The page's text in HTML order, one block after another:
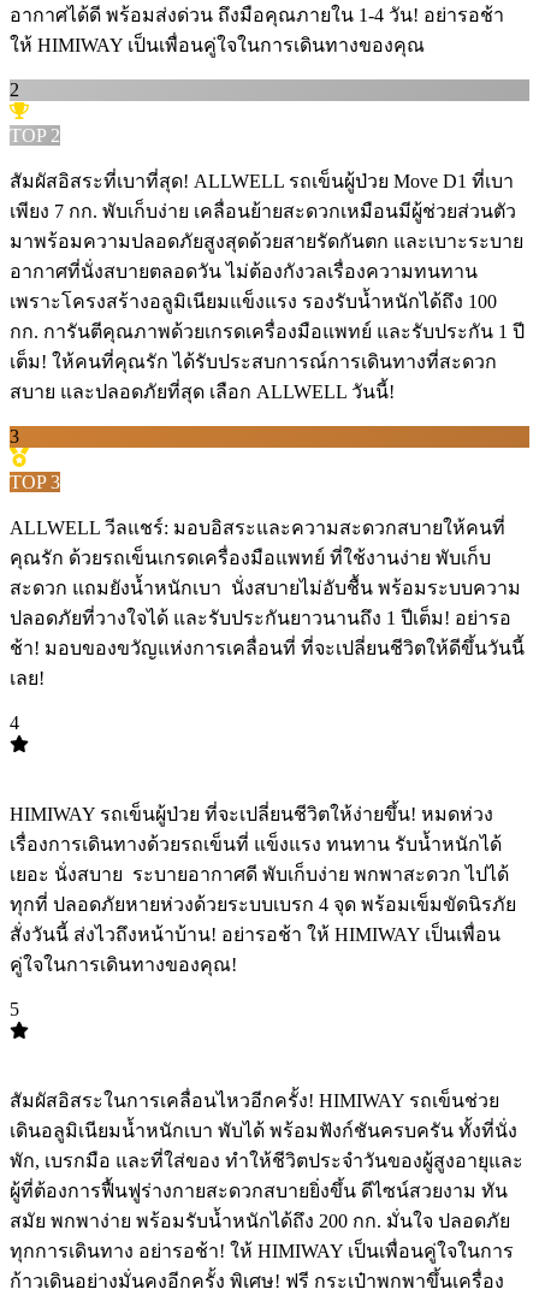
อากาศได้ดี พร้อมส่งด่วน ถึงมือคุณภายใน 1-4 วัน! อย่ารอช้า
ให้ HIMIWAY เป็นเพื่อนคู่ใจในการเดินทางของคุณ ️
2
TOP 2
สัมผัสอิสระที่เบาที่สุด! ALLWELL รถเข็นผู้ป่วย Move D1 ที่เบา
เพียง 7 กก. พับเก็บง่าย เคลื่อนย้ายสะดวกเหมือนมีผู้ช่วยส่วนตัว
มาพร้อมความปลอดภัยสูงสุดด้วยสายรัดกันตก และเบาะระบาย
อากาศที่นั่งสบายตลอดวัน ไม่ต้องกังวลเรื่องความทนทาน
เพราะโครงสร้างอลูมิเนียมแข็งแรง รองรับน้ำหนักได้ถึง 100
กก. การันตีคุณภาพด้วยเกรดเครื่องมือแพทย์ และรับประกัน 1 ปี
เต็ม! ให้คนที่คุณรัก ได้รับประสบการณ์การเดินทางที่สะดวก
สบาย และปลอดภัยที่สุด เลือก ALLWELL วันนี้!
3
TOP3
ALLWELL วีลแชร์: มอบอิสระและความสะดวกสบายให้คนที่
คุณรัก ด้วยรถเข็นเกรดเครื่องมือแพทย์ ที่ใช้งานง่าย พับเก็บ
สะดวก แถมยังน้ำหนักเบา ️ นั่งสบายไม่อับชื้น พร้อมระบบความ
ปลอดภัยที่วางใจได้ และรับประกันยาวนานถึง 1 ปีเต็ม! อย่ารอ
ช้า! มอบของขวัญแห่งการเคลื่อนที่ ที่จะเปลี่ยนชีวิตให้ดีขึ้นวันนี้
เลย!
4
HIMIWAY รถเข็นผู้ป่วย ที่จะเปลี่ยนชีวิตให้ง่ายขึ้น! หมดห่วง
เรื่องการเดินทางด้วยรถเข็นที่ แข็งแรง ทนทาน รับน้ำหนักได้
เยอะ นั่งสบาย ️ ระบายอากาศดี พับเก็บง่าย พกพาสะดวก ไปได้
ทุกที่ ปลอดภัยหายห่วงด้วยระบบเบรก 4 จุด พร้อมเข็มขัดนิรภัย
สั่งวันนี้ ส่งไวถึงหน้าบ้าน! อย่ารอช้า ให้ HIMIWAY เป็นเพื่อน
คู่ใจในการเดินทางของคุณ!
5
สัมผัสอิสระในการเคลื่อนไหวอีกครั้ง! HIMIWAY รถเข็นช่วย
เดินอลูมิเนียมน้ำหนักเบา พับได้ พร้อมฟังก์ชันครบครัน ทั้งที่นั่ง
พัก, เบรกมือ และที่ใส่ของ ทำให้ชีวิตประจำวันของผู้สูงอายุและ
ผู้ที่ต้องการฟื้นฟูร่างกายสะดวกสบายยิ่งขึ้น ดีไซน์สวยงาม ทัน
สมัย พกพาง่าย พร้อมรับน้ำหนักได้ถึง 200 กก. มั่นใจ ปลอดภัย
ทุกการเดินทาง อย่ารอช้า! ให้ HIMIWAY เป็นเพื่อนคู่ใจในการ
ก้าวเดินอย่างมั่นคงอีกครั้ง พิเศษ! ฟรี กระเป๋าพกพาขึ้นเครื่อง